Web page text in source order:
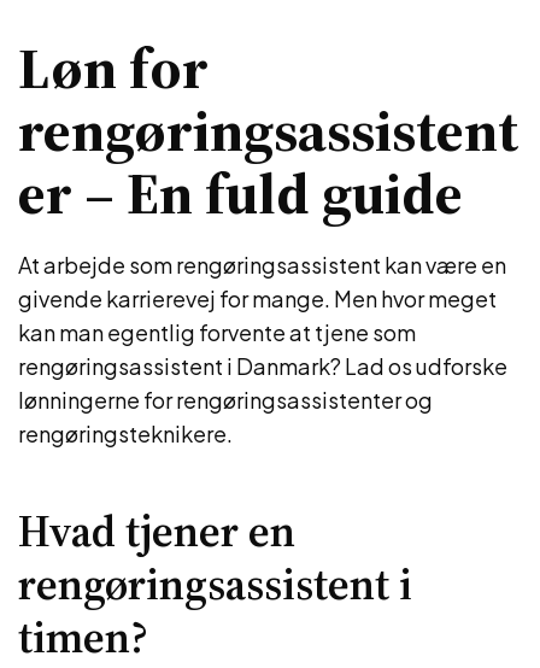
Løn for
rengøringsassistent
er – En fuld guide
At arbejde som rengøringsassistent kan være en
givende karrierevej for mange. Men hvor meget
kan man egentlig forvente at tjene som
rengøringsassistent i Danmark? Lad os udforske
lønningerne for rengøringsassistenter og
rengøringsteknikere.
Hvad tjener en
rengøringsassistent i
timen?